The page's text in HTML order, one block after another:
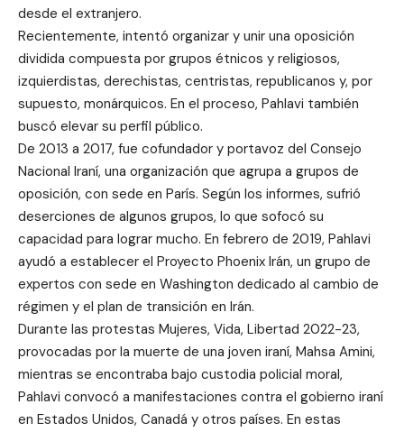
desde el extranjero.
Recientemente, intentó organizar y unir una oposición
dividida compuesta por grupos étnicos y religiosos,
izquierdistas, derechistas, centristas, republicanos y, por
supuesto, monárquicos. En el proceso, Pahlavi también
buscó elevar su perfil público.
De 2013 a 2017, fue cofundador y portavoz del Consejo
Nacional Iraní, una organización que agrupa a grupos de
oposición, con sede en París. Según los informes, sufrió
deserciones de algunos grupos, lo que sofocó su
capacidad para lograr mucho. En febrero de 2019, Pahlavi
ayudó a establecer el Proyecto Phoenix Irán, un grupo de
expertos con sede en Washington dedicado al cambio de
régimen y el plan de transición en Irán.
Durante las protestas Mujeres, Vida, Libertad 2022-23,
provocadas por la muerte de una joven iraní, Mahsa Amini,
mientras se encontraba bajo custodia policial moral,
Pahlavi convocó a manifestaciones contra el gobierno iraní
en Estados Unidos, Canadá y otros países. En estas